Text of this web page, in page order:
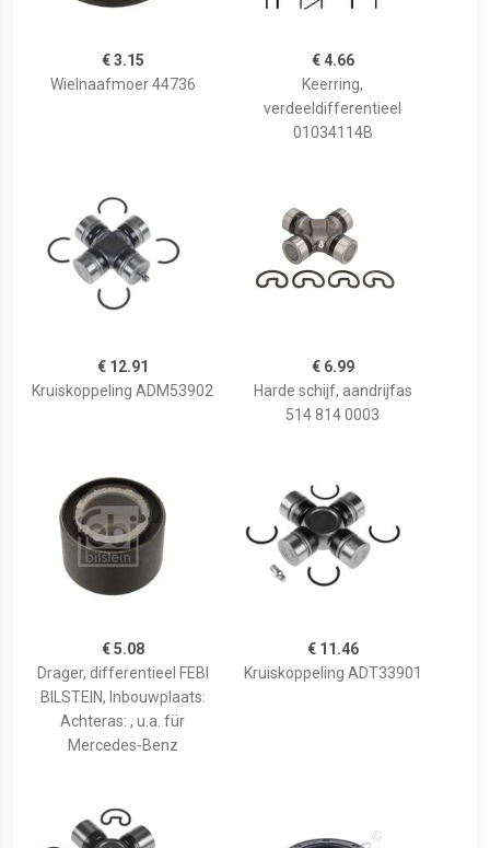
€ 3.15
Wielnaafmoer 44736
€ 4.66
Keerring,
verdeeldifferentieel
01034114B
€ 12.91
Kruiskoppeling ADM53902
€ 6.99
Harde schijf, aandrijfas
514 814 0003
€ 5.08
Drager, differentieel FEBI
BILSTEIN, Inbouwplaats:
Achteras: , u.a. für
Mercedes-Benz
€ 11.46
Kruiskoppeling ADT33901